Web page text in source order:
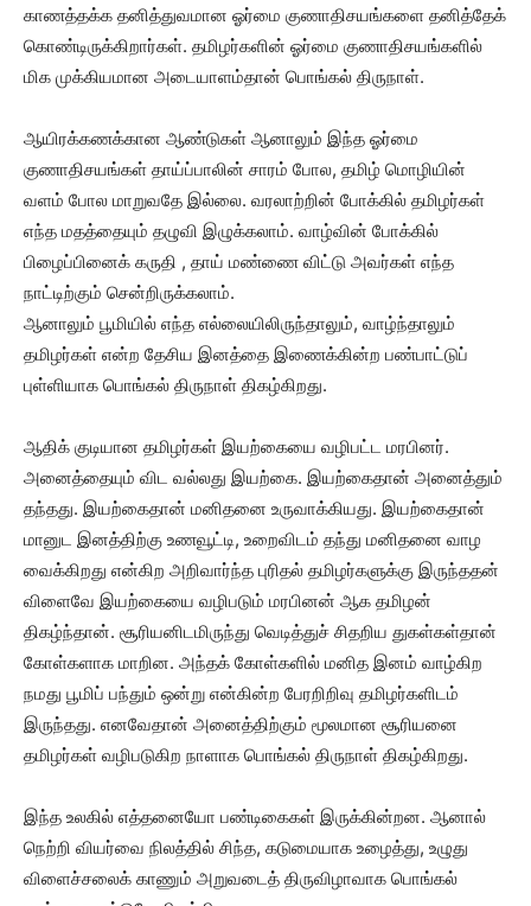
காணத்தக்க தனித்துவமான ஓர்மை குணாதிசயங்களை தனித்தேக்
கொண்டிருக்கிறார்கள். தமிழர்களின் ஓர்மை குணாதிசயங்களில்
மிக முக்கியமான அடையாளம்தான் பொங்கல் திருநாள்.
ஆயிரக்கணக்கான ஆண்டுகள் ஆனாலும் இந்த ஓர்மை
குணாதிசயங்கள் தாய்ப்பாலின் சாரம் போல, தமிழ் மொழியின்
வளம் போல மாறுவதே இல்லை. வரலாற்றின் போக்கில் தமிழர்கள்
எந்த மதத்தையும் தழுவி இழுக்கலாம். வாழ்வின் போக்கில்
பிழைப்பினைக் கருதி ,‌ தாய் மண்ணை விட்டு அவர்கள் எந்த
நாட்டிற்கும் சென்றிருக்கலாம்.
ஆனாலும் பூமியில் எந்த எல்லையிலிருந்தாலும், வாழ்ந்தாலும்
தமிழர்கள் என்ற தேசிய இனத்தை இணைக்கின்ற பண்பாட்டுப்
புள்ளியாக பொங்கல் திருநாள் திகழ்கிறது.‌
ஆதிக் குடியான தமிழர்கள் இயற்கையை வழிபட்ட மரபினர்.
அனைத்தையும் விட வல்லது இயற்கை. இயற்கைதான் அனைத்தும்
தந்தது. இயற்கைதான் மனிதனை உருவாக்கியது. இயற்கைதான்
மானுட இனத்திற்கு உணவூட்டி, உறைவிடம் தந்து மனிதனை வாழ
வைக்கிறது என்கிற அறிவார்ந்த புரிதல் தமிழர்களுக்கு இருந்ததன்
விளைவே இயற்கையை வழிபடும் மரபினன் ஆக தமிழன்
திகழ்ந்தான். சூரியனிடமிருந்து வெடித்துச் சிதறிய துகள்கள்தான்
கோள்களாக மாறின. அந்தக் கோள்களில் மனித இனம் வாழ்கிற
நமது பூமிப் பந்தும் ஒன்று என்கின்ற பேரறிறிவு தமிழர்களிடம்
இருந்தது. எனவேதான் அனைத்திற்கும் மூலமான சூரியனை
தமிழர்கள் வழிபடுகிற நாளாக பொங்கல் திருநாள் திகழ்கிறது.
இந்த உலகில் எத்தனையோ பண்டிகைகள் இருக்கின்றன. ஆனால்
நெற்றி வியர்வை நிலத்தில் சிந்த, கடுமையாக உழைத்து, உழுது
விளைச்சலைக் காணும் அறுவடைத் திருவிழாவாக பொங்கல்